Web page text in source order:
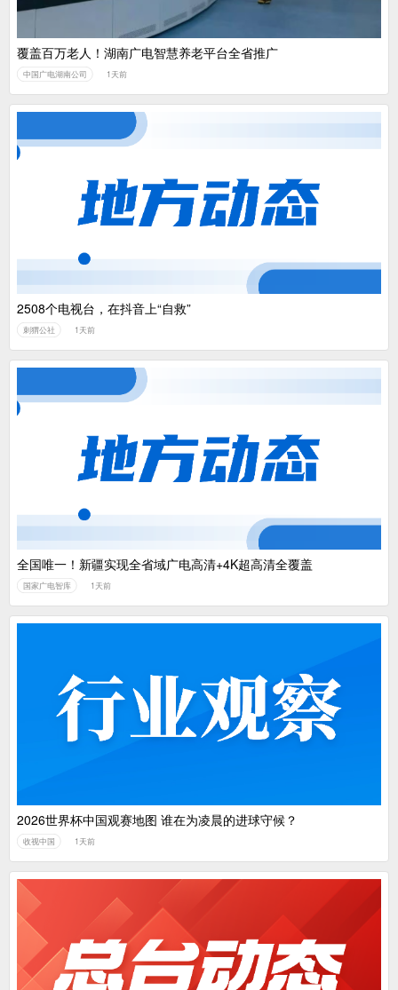
覆盖百万老人！湖南广电智慧养老平台全省推广
中国广电湖南公司 1天前
2508个电视台，在抖音上“自救”
刺猬公社 1天前
全国唯一！新疆实现全省域广电高清+4K超高清全覆盖
国家广电智库 1天前
2026世界杯中国观赛地图 谁在为凌晨的进球守候？
收视中国 1天前